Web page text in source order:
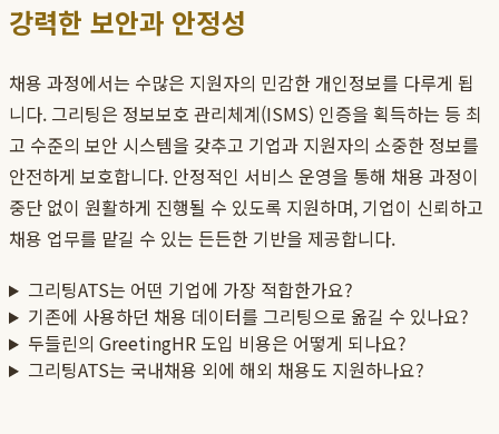
강력한 보안과 안정성
채용 과정에서는 수많은 지원자의 민감한 개인정보를 다루게 됩
니다. 그리팅은 정보보호 관리체계(ISMS) 인증을 획득하는 등 최
고 수준의 보안 시스템을 갖추고 기업과 지원자의 소중한 정보를
안전하게 보호합니다. 안정적인 서비스 운영을 통해 채용 과정이
중단 없이 원활하게 진행될 수 있도록 지원하며, 기업이 신뢰하고
채용 업무를 맡길 수 있는 든든한 기반을 제공합니다.
그리팅ATS는 어떤 기업에 가장 적합한가요?
기존에 사용하던 채용 데이터를 그리팅으로 옮길 수 있나요?
두들린의 GreetingHR 도입 비용은 어떻게 되나요?
그리팅ATS는 국내채용 외에 해외 채용도 지원하나요?